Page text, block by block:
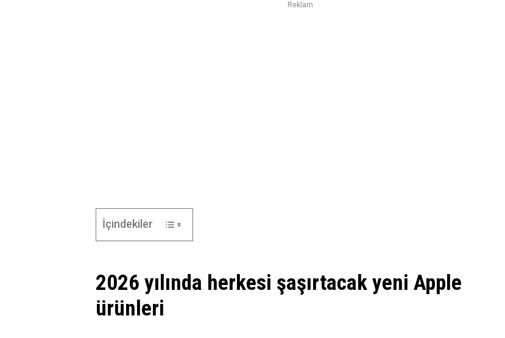
Reklam
İçindekiler
2026 yılında herkesi şaşırtacak yeni Apple
ürünleri